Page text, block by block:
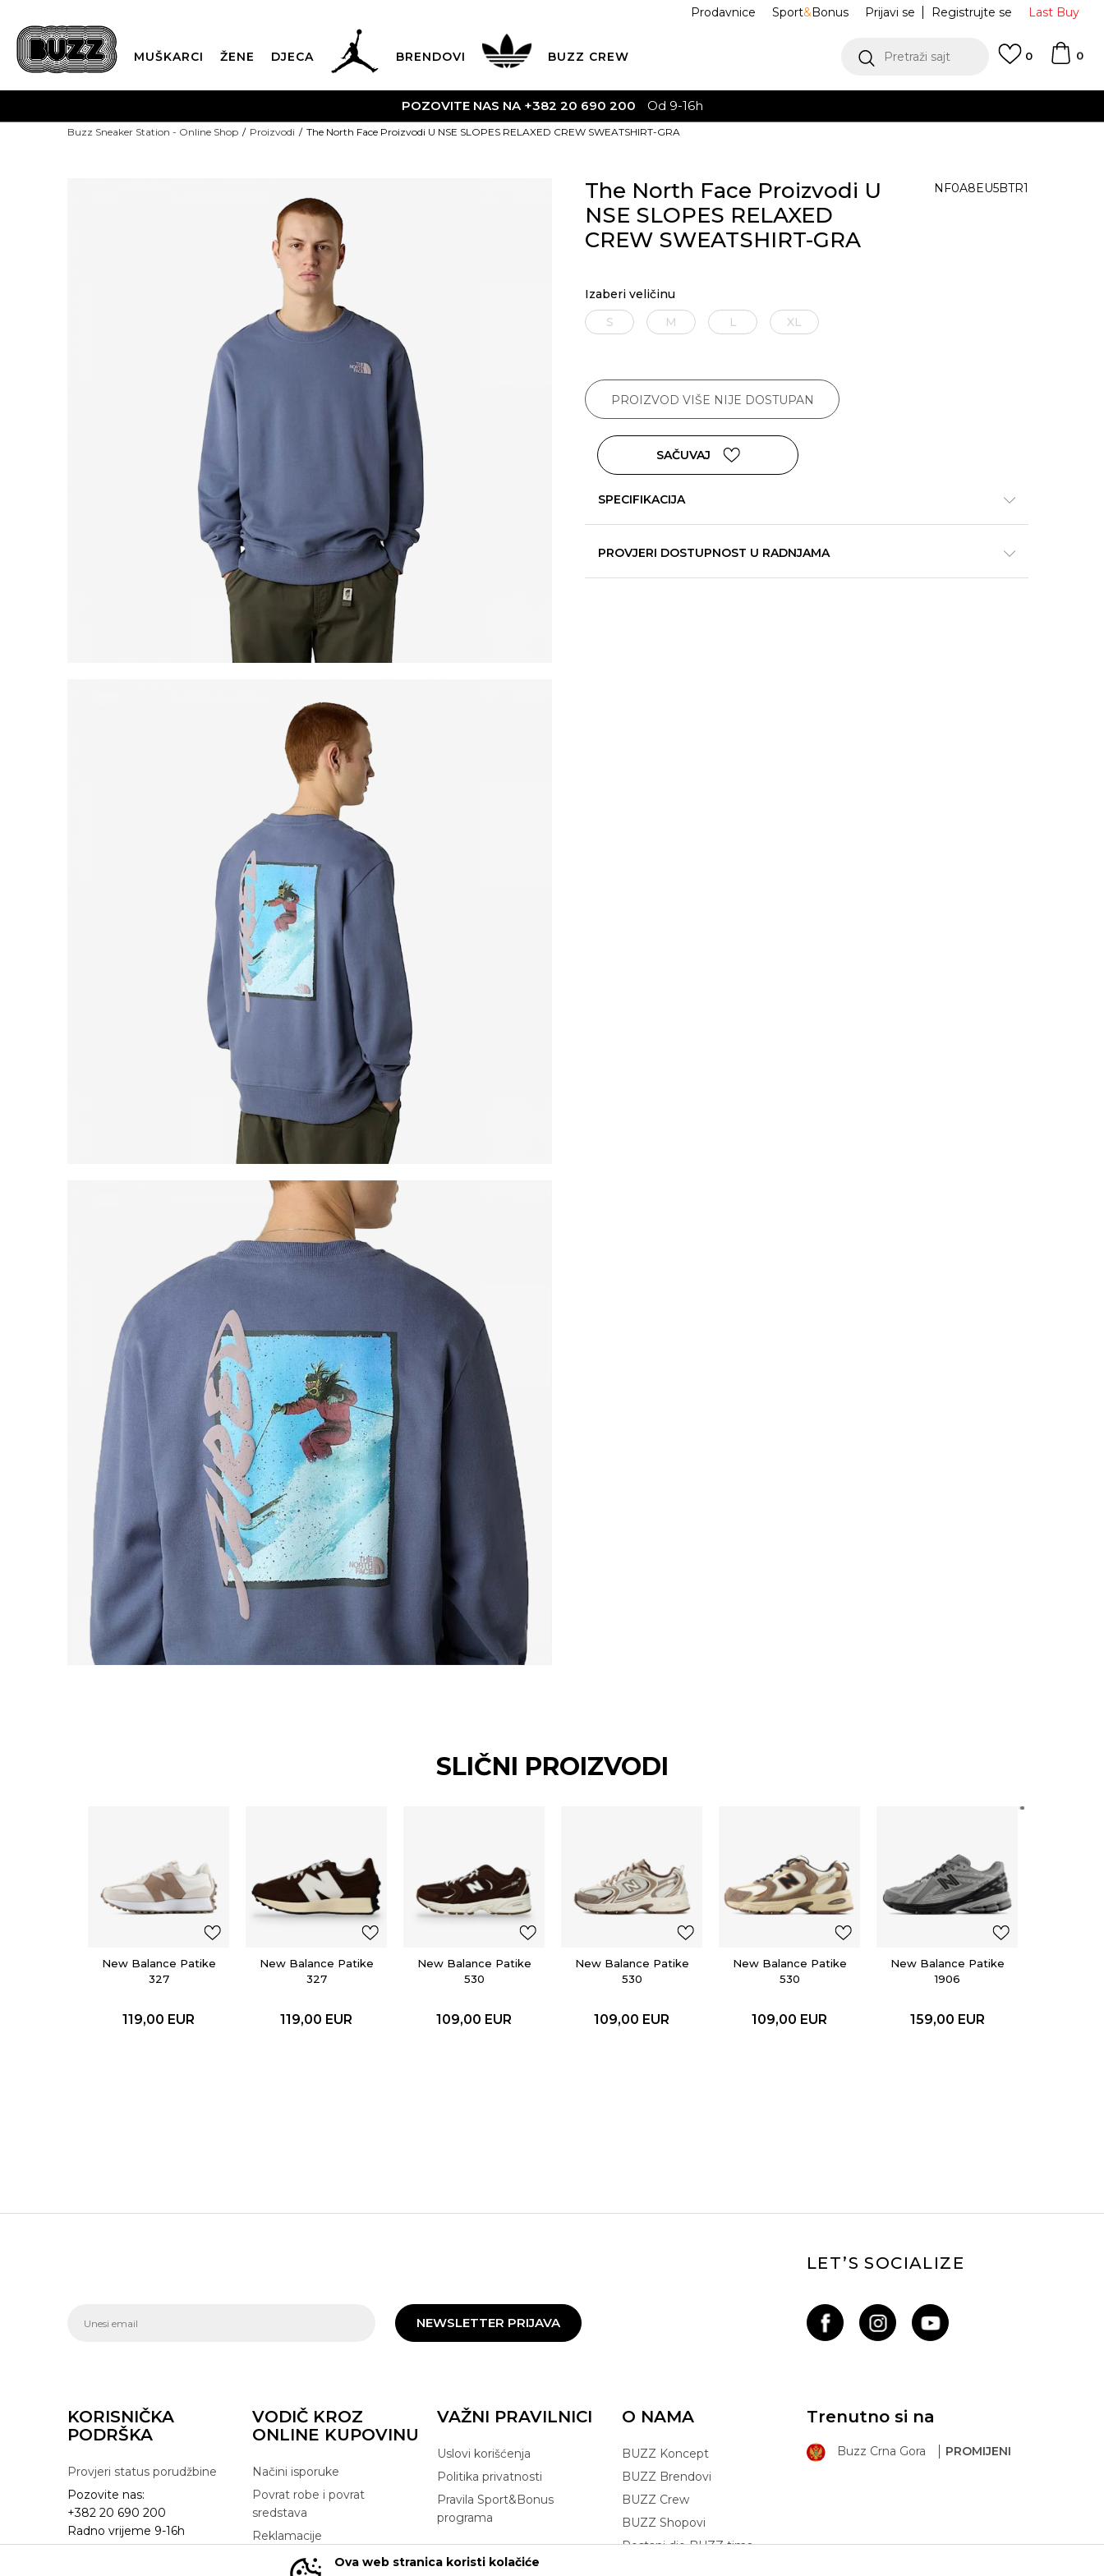
Last Buy
Prijavi se Registrujte se
Prodavnice Sport&Bonus
MUŠKARCI ŽENE DJECA BRENDOVI BUZZ CREW Pretraži sajt 0
0
POZOVITE NAS NA +382 20 690 200 Od 9-16h
Buzz Sneaker Station - Online Shop Proizvodi The North Face Proizvodi U NSE SLOPES RELAXED CREW SWEATSHIRT-GRA
The North Face Proizvodi U
NSE SLOPES RELAXED
CREW SWEATSHIRT-GRA
NF0A8EU5BTR1
Izaberi veličinu
S
M L XL
PROIZVOD VIŠE NIJE DOSTUPAN
SAČUVAJ
SPECIFIKACIJA
PROVJERI DOSTUPNOST U RADNJAMA
SLIČNI PROIZVODI
New Balance Patike
327
119,00 EUR
New Balance Patike
327
119,00 EUR
New Balance Patike
530
109,00 EUR
New Balance Patike
530
109,00 EUR
New Balance Patike
530
109,00 EUR
New Balance Patike
1906
159,00 EUR
NEWSLETTER PRIJAVA
LET’S SOCIALIZE
KORISNIČKA
PODRŠKA
Provjeri status porudžbine
Pozovite nas:
+382 20 690 200
Radno vrijeme 9-16h
online@buzzsneakers.me
VODIČ KROZ
ONLINE KUPOVINU
Načini isporuke
Povrat robe i povrat
sredstava
Reklamacije
Zamjena artikla
VAŽNI PRAVILNICI
Uslovi korišćenja
Politika privatnosti
Pravila Sport&Bonus
programa
O NAMA
BUZZ Koncept
BUZZ Brendovi
BUZZ Crew
BUZZ Shopovi
Postani dio BUZZ tima
Trenutno si na
Buzz Crna Gora PROMIJENI
Ova web stranica koristi kolačiće